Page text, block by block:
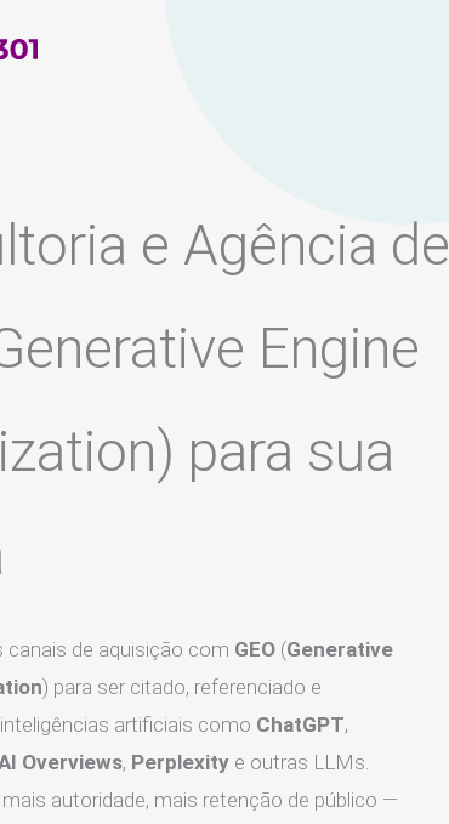
e Agência de
Engine
para sua
canais de aquisição com GEO (Generative
) para ser citado, referenciado e
artificiais como ChatGPT,
Overviews, Perplexity e outras LLMs.
mais autoridade, mais retenção de público —